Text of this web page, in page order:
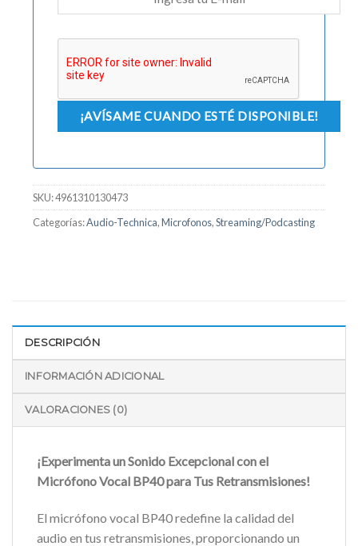
SKU:4961310130473
Categorías:Audio-Technica,Microfonos,Streaming/Podcasting
DESCRIPCIÓN
INFORMACIÓN ADICIONAL
VALORACIONES (0)
¡Experimenta un Sonido Excepcional con el
Micrófono Vocal BP40 para Tus Retransmisiones!
El micrófono vocal BP40 redefine la calidad del
audio en tus retransmisiones, proporcionando un